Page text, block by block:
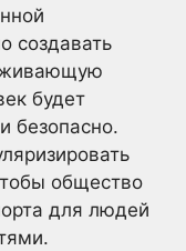
создавать
будет
безопасно.
общество
для людей